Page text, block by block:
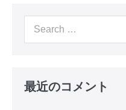
最近のコメント